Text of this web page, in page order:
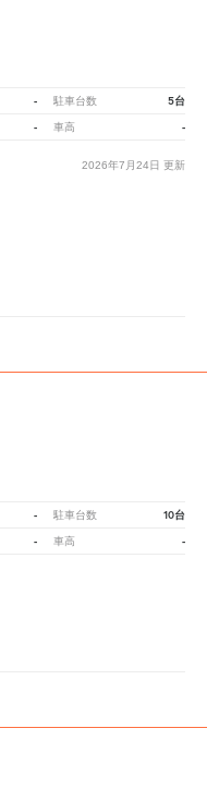
- 駐車台数 5台
- 車高 -
2026年7月24日 更新
- 駐車台数 10台
- 車高 -